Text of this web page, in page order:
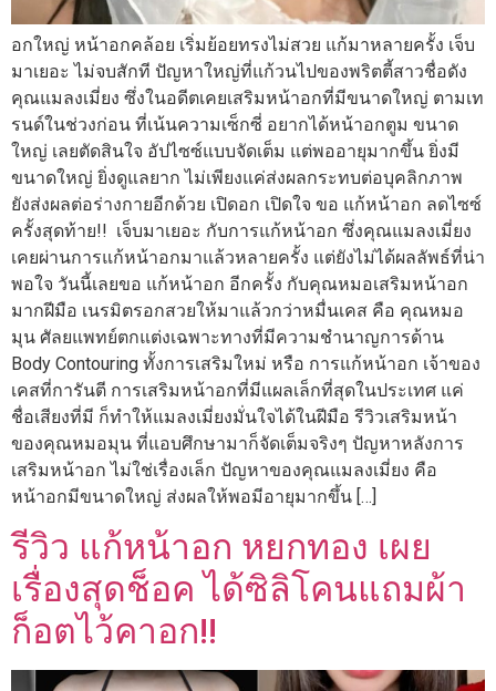
อกใหญ่ หน้าอกคล้อย เริ่มย้อยทรงไม่สวย แก้มาหลายครั้ง เจ็บ
มาเยอะ ไม่จบสักที ปัญหาใหญ่ที่แก้วนไปของพริตตี้สาวชื่อดัง
คุณแมลงเมี่ยง ซึ่งในอดีตเคยเสริมหน้าอกที่มีขนาดใหญ่ ตามเท
รนด์ในช่วงก่อน ที่เน้นความเซ็กซี่ อยากได้หน้าอกตูม ขนาด
ใหญ่ เลยตัดสินใจ อัปไซซ์แบบจัดเต็ม แต่พออายุมากขึ้น ยิ่งมี
ขนาดใหญ่ ยิ่งดูแลยาก ไม่เพียงแค่ส่งผลกระทบต่อบุคลิกภาพ
ยังส่งผลต่อร่างกายอีกด้วย เปิดอก เปิดใจ ขอ แก้หน้าอก ลดไซซ์
ครั้งสุดท้าย!! เจ็บมาเยอะ กับการแก้หน้าอก ซึ่งคุณแมลงเมี่ยง
เคยผ่านการแก้หน้าอกมาแล้วหลายครั้ง แต่ยังไม่ได้ผลลัพธ์ที่น่า
พอใจ วันนี้เลยขอ แก้หน้าอก อีกครั้ง กับคุณหมอเสริมหน้าอก
มากฝีมือ เนรมิตรอกสวยให้มาแล้วกว่าหมื่นเคส คือ คุณหมอ
มุน ศัลยแพทย์ตกแต่งเฉพาะทางที่มีความชำนาญการด้าน
Body Contouring ทั้งการเสริมใหม่ หรือ การแก้หน้าอก เจ้าของ
เคสที่การันตี การเสริมหน้าอกที่มีแผลเล็กที่สุดในประเทศ แค่
ชื่อเสียงที่มี ก็ทำให้แมลงเมี่ยงมั่นใจได้ในฝีมือ รีวิวเสริมหน้า
ของคุณหมอมุน ที่แอบศึกษามาก็จัดเต็มจริงๆ ปัญหาหลังการ
เสริมหน้าอก ไม่ใช่เรื่องเล็ก ปัญหาของคุณแมลงเมี่ยง คือ
หน้าอกมีขนาดใหญ่ ส่งผลให้พอมีอายุมากขึ้น […]
รีวิว แก้หน้าอก หยกทอง เผย
เรื่องสุดช็อค ได้ซิลิโคนแถมผ้า
ก็อตไว้คาอก!!